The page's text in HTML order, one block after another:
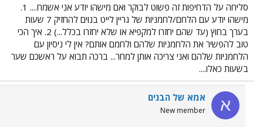
סליחה על הדחיפות זה פשוט לבוקר ואם מישהו יודע אני אשמח.... 1.
מישהו יודע עם הלחם/לחמניות של גריין לייט בנוים להחזיק 7 שעות
בערך בחוץ (עד שהם יחזרו למקפיא או שלא יחזרו בכלל...) 2. איך הכי
טוב להפשיר את הלחמניות שלהם ולחמם אותם? אין לי ניסיון עם
הלחמניות שלהם ואני צריכה אותן למחר... ברכה תבוא על ראשכם שער
בשעות כאלו....
א אמא של הבנים
New member